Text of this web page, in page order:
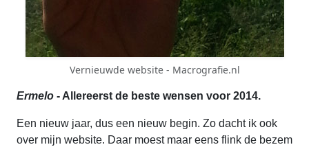
Vernieuwde website - Macrografie.nl
Ermelo - Allereerst de beste wensen voor 2014.
Een nieuw jaar, dus een nieuw begin. Zo dacht ik ook
over mijn website. Daar moest maar eens flink de bezem